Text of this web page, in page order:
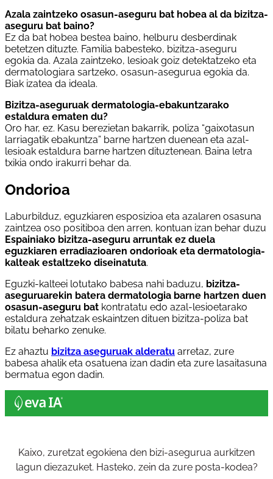
Azala zaintzeko osasun-aseguru bat hobea al da bizitza-
aseguru bat baino?
Ez da bat hobea bestea baino, helburu desberdinak
betetzen dituzte. Familia babesteko, bizitza-aseguru
egokia da. Azala zaintzeko, lesioak goiz detektatzeko eta
dermatologiara sartzeko, osasun-asegurua egokia da.
Biak izatea da ideala.
Bizitza-aseguruak dermatologia-ebakuntzarako
estaldura ematen du?
Oro har, ez. Kasu berezietan bakarrik, poliza “gaixotasun
larriagatik ebakuntza” barne hartzen duenean eta azal-
lesioak estaldura barne hartzen dituztenean. Baina letra
txikia ondo irakurri behar da.
Ondorioa
Laburbilduz, eguzkiaren esposizioa eta azalaren osasuna
zaintzea oso positiboa den arren, kontuan izan behar duzu
Espainiako bizitza-aseguru arruntak ez duela
eguzkiaren erradiazioaren ondorioak eta dermatologia-
kalteak estaltzeko diseinatuta.
Eguzki-kalteei lotutako babesa nahi baduzu, bizitza-
aseguruarekin batera dermatologia barne hartzen duen
osasun-aseguru bat kontratatu edo azal-lesioetarako
estaldura zehatzak eskaintzen dituen bizitza-poliza bat
bilatu beharko zenuke.
Ez ahaztu bizitza aseguruak alderatu arretaz, zure
babesa ahalik eta osatuena izan dadin eta zure lasaitasuna
bermatua egon dadin.
Kaixo, zuretzat egokiena den bizi-asegurua aurkitzen
lagun diezazuket. Hasteko, zein da zure posta-kodea?